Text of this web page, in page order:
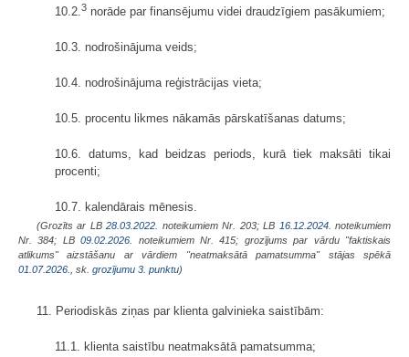
10.2.3 norāde par finansējumu videi draudzīgiem pasākumiem;
10.3. nodrošinājuma veids;
10.4. nodrošinājuma reģistrācijas vieta;
10.5. procentu likmes nākamās pārskatīšanas datums;
10.6. datums, kad beidzas periods, kurā tiek maksāti tikai
procenti;
10.7. kalendārais mēnesis.
(Grozīts ar LB28.03.2022. noteikumiem Nr. 203; LB 16.12.2024. noteikumiem
Nr. 384; LB09.02.2026.
noteikumiem Nr. 415; grozījums par vārdu "faktiskais
atlikums" aizstāšanu ar vārdiem "neatmaksātā pamatsumma" stājas spēkā
01.07.2026.
, sk. grozījumu 3. punktu)
11. Periodiskās ziņas par klienta galvinieka saistībām:
11.1. klienta saistību neatmaksātā pamatsumma;